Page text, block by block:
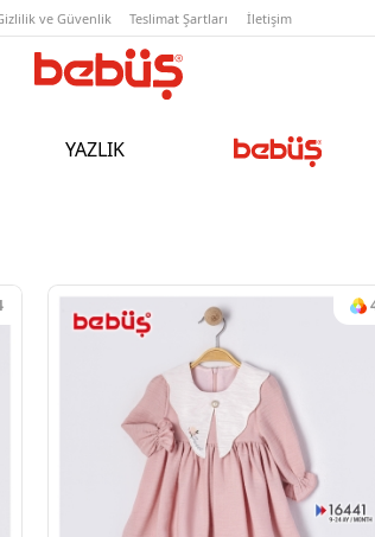
Hakkımızda Gizlilik ve Güvenlik
YAZLIK